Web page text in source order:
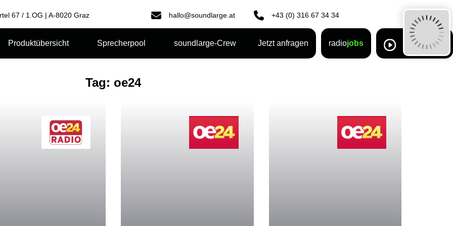
67 / 1.OG | A-8020 Graz hallo@soundlarge.at +43 (0) 316 67 34 34
Produktübersicht Sprecherpool soundlarge-Crew Jetzt anfragen radiojobs
Tag: oe24